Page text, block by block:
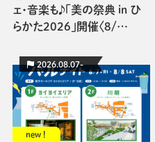
ェ・音楽も♪「美の祭典 in ひ
らかた2026」開催〈8/…
new !
2026.08.07-